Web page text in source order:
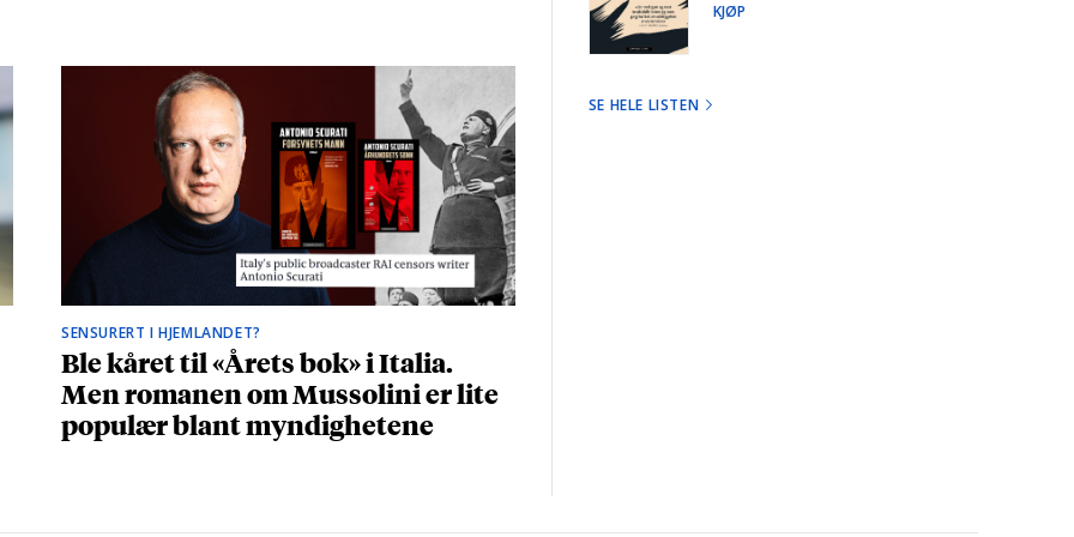
SENSURERT I HJEMLANDET?
Ble kåret til «Årets bok» i Italia.
Men romanen om Mussolini er lite
populær blant myndighetene
KJØP
SE HELE LISTEN